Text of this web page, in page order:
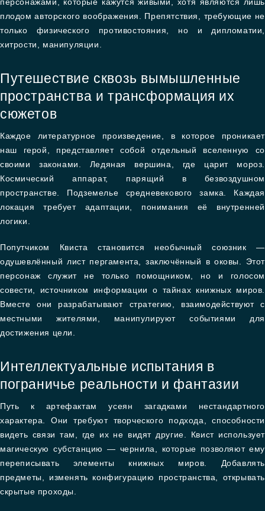
плодом авторского воображения. Препятствия, требующие не
только физического противостояния, но и дипломатии,
хитрости, манипуляции.
Путешествие сквозь вымышленные
пространства и трансформация их
сюжетов
Каждое литературное произведение, в которое проникает
наш герой, представляет собой отдельный вселенную со
своими законами. Ледяная вершина, где царит мороз.
Космический аппарат, парящий в безвоздушном
пространстве. Подземелье средневекового замка. Каждая
локация требует адаптации, понимания её внутренней
логики.
Попутчиком Квиста становится необычный союзник —
одушевлённый лист пергамента, заключённый в оковы. Этот
персонаж служит не только помощником, но и голосом
совести, источником информации о тайнах книжных миров.
Вместе они разрабатывают стратегию, взаимодействуют с
местными жителями, манипулируют событиями для
достижения цели.
Интеллектуальные испытания в
пограничье реальности и фантазии
Путь к артефактам усеян загадками нестандартного
характера. Они требуют творческого подхода, способности
видеть связи там, где их не видят другие. Квист использует
магическую субстанцию — чернила, которые позволяют ему
переписывать элементы книжных миров. Добавлять
предметы, изменять конфигурацию пространства, открывать
скрытые проходы.